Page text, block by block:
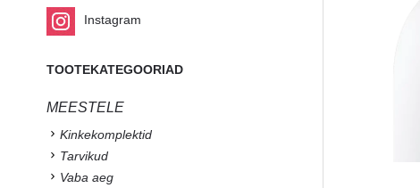
Instagram
TOOTEKATEGOORIAD
MEESTELE
Kinkekomplektid
Tarvikud
Vaba aeg